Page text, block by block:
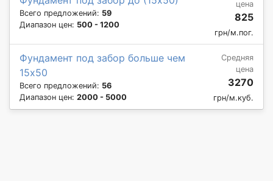
Всего предложений: 59
Диапазон цен: 500 - 1200
цена
825
грн/м.пог.
Фундамент под забор больше чем
15х50
Всего предложений: 56
Диапазон цен: 2000 - 5000
Средняя
цена
3270
грн/м.куб.